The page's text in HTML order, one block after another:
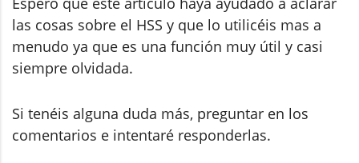
las cosas sobre el HSS y que lo utilicéis mas a
menudo ya que es una función muy útil y casi
siempre olvidada.
Si tenéis alguna duda más, preguntar en los
comentarios e intentaré responderlas.